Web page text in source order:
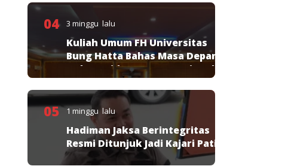
04 3 minggu lalu
Kuliah Umum FH Universitas
Bung Hatta Bahas Masa Depan
Hukum Pidana KUHP Nasional
05 1 minggu lalu
Hadiman Jaksa Berintegritas
Resmi Ditunjuk Jadi Kajari Pati